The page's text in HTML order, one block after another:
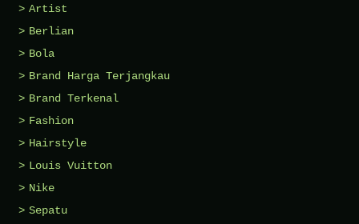
Artist
Berlian
Bola
Brand Harga Terjangkau
Brand Terkenal
Fashion
Hairstyle
Louis Vuitton
Nike
Sepatu